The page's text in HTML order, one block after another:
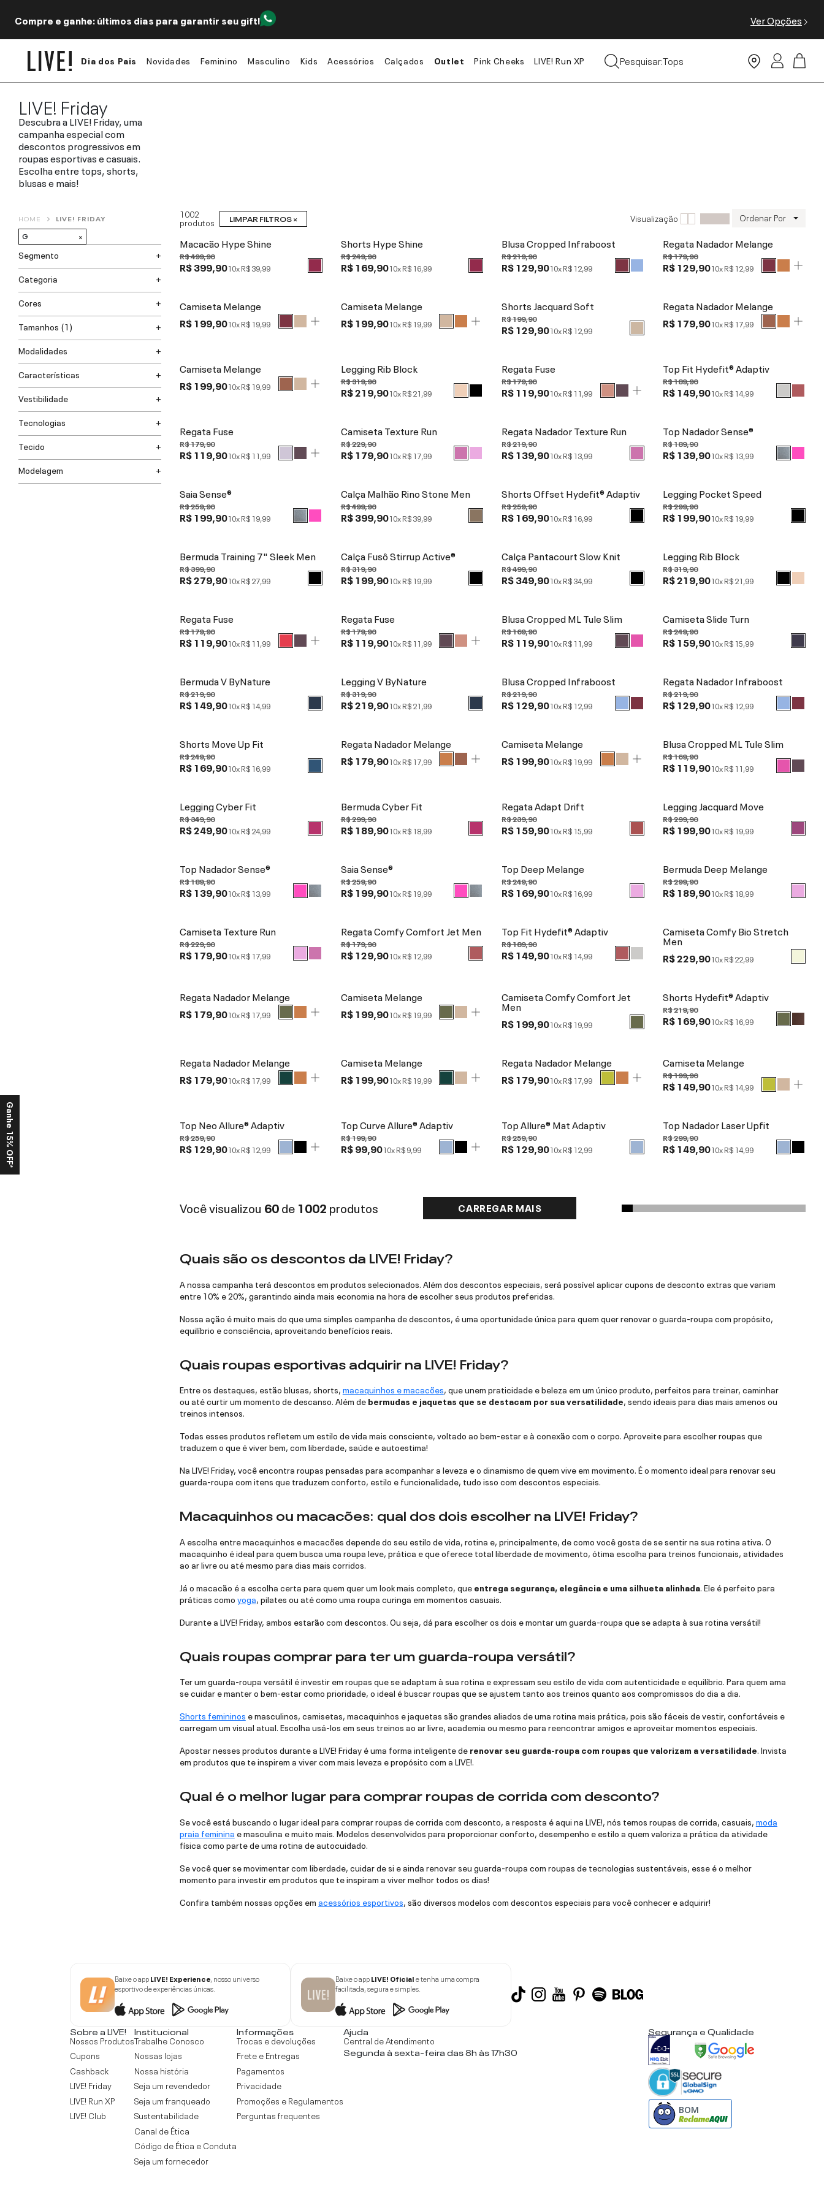
Compre e ganhe: últimos dias para garantir seu gift! Ver Opções
Dia dos Pais Novidades Feminino Masculino Kids Acessórios Calçados Outlet Pink Cheeks LIVE! Run XP Pesquisar:
Moda Praia
Tops
LIVE! Friday
Descubra a LIVE! Friday, uma
campanha especial com
descontos progressivos em
roupas esportivas e casuais.
Escolha entre tops, shorts,
blusas e mais!
HOME LIVE! FRIDAY 1002
produtos LIMPAR FILTROS × Visualização Ordenar Por
G ×
Segmento
Categoria
Cores
Tamanhos (1)
Modalidades
Características
Vestibilidade
Tecnologias
Tecido
Modelagem
Macacão Hype Shine
R$ 499,90
R$ 399,9010xR$ 39,99
Shorts Hype Shine
R$ 249,90
R$ 169,9010xR$ 16,99
Blusa Cropped Infraboost
R$ 219,90
R$ 129,9010xR$ 12,99
Regata Nadador Melange
R$ 179,90
R$ 129,9010xR$ 12,99
Camiseta Melange
R$ 199,9010xR$ 19,99
Camiseta Melange
R$ 199,9010xR$ 19,99
Shorts Jacquard Soft
R$ 199,90
R$ 129,9010xR$ 12,99
Regata Nadador Melange
R$ 179,9010xR$ 17,99
Camiseta Melange
R$ 199,9010xR$ 19,99
Legging Rib Block
R$ 319,90
R$ 219,9010xR$ 21,99
Regata Fuse
R$ 179,90
R$ 119,9010xR$ 11,99
Top Fit Hydefit® Adaptiv
R$ 189,90
R$ 149,9010xR$ 14,99
Regata Fuse
R$ 179,90
R$ 119,9010xR$ 11,99
Camiseta Texture Run
R$ 229,90
R$ 179,9010xR$ 17,99
Regata Nadador Texture Run
R$ 219,90
R$ 139,9010xR$ 13,99
Top Nadador Sense®
R$ 189,90
R$ 139,9010xR$ 13,99
Saia Sense®
R$ 259,90
R$ 199,9010xR$ 19,99
Calça Malhão Rino Stone Men
R$ 499,90
R$ 399,9010xR$ 39,99
Shorts Offset Hydefit® Adaptiv
R$ 259,90
R$ 169,9010xR$ 16,99
Legging Pocket Speed
R$ 299,90
R$ 199,9010xR$ 19,99
Bermuda Training 7" Sleek Men
R$ 399,90
R$ 279,9010xR$ 27,99
Calça Fusô Stirrup Active®
R$ 319,90
R$ 199,9010xR$ 19,99
Calça Pantacourt Slow Knit
R$ 499,90
R$ 349,9010xR$ 34,99
Legging Rib Block
R$ 319,90
R$ 219,9010xR$ 21,99
Regata Fuse
R$ 179,90
R$ 119,9010xR$ 11,99
Regata Fuse
R$ 179,90
R$ 119,9010xR$ 11,99
Blusa Cropped ML Tule Slim
R$ 169,90
R$ 119,9010xR$ 11,99
Camiseta Slide Turn
R$ 249,90
R$ 159,9010xR$ 15,99
Bermuda V ByNature
R$ 219,90
R$ 149,9010xR$ 14,99
Legging V ByNature
R$ 319,90
R$ 219,9010xR$ 21,99
Blusa Cropped Infraboost
R$ 219,90
R$ 129,9010xR$ 12,99
Regata Nadador Infraboost
R$ 219,90
R$ 129,9010xR$ 12,99
Shorts Move Up Fit
R$ 249,90
R$ 169,9010xR$ 16,99
Regata Nadador Melange
R$ 179,9010xR$ 17,99
Camiseta Melange
R$ 199,9010xR$ 19,99
Blusa Cropped ML Tule Slim
R$ 169,90
R$ 119,9010xR$ 11,99
Legging Cyber Fit
R$ 349,90
R$ 249,9010xR$ 24,99
Bermuda Cyber Fit
R$ 299,90
R$ 189,9010xR$ 18,99
Regata Adapt Drift
R$ 239,90
R$ 159,9010xR$ 15,99
Legging Jacquard Move
R$ 299,90
R$ 199,9010xR$ 19,99
Top Nadador Sense®
R$ 189,90
R$ 139,9010xR$ 13,99
Saia Sense®
R$ 259,90
R$ 199,9010xR$ 19,99
Top Deep Melange
R$ 249,90
R$ 169,9010xR$ 16,99
Bermuda Deep Melange
R$ 299,90
R$ 189,9010xR$ 18,99
Camiseta Texture Run
R$ 229,90
R$ 179,9010xR$ 17,99
Regata Comfy Comfort Jet Men
R$ 179,90
R$ 129,9010xR$ 12,99
Top Fit Hydefit® Adaptiv
R$ 189,90
R$ 149,9010xR$ 14,99
Camiseta Comfy Bio Stretch
Men
R$ 229,9010xR$ 22,99
Regata Nadador Melange
R$ 179,9010xR$ 17,99
Camiseta Melange
R$ 199,9010xR$ 19,99
Camiseta Comfy Comfort Jet
Men
R$ 199,9010xR$ 19,99
Shorts Hydefit® Adaptiv
R$ 219,90
R$ 169,9010xR$ 16,99
Regata Nadador Melange
R$ 179,9010xR$ 17,99
Camiseta Melange
R$ 199,9010xR$ 19,99
Regata Nadador Melange
R$ 179,9010xR$ 17,99
Camiseta Melange
R$ 199,90
R$ 149,9010xR$ 14,99
Top Neo Allure® Adaptiv
R$ 259,90
R$ 129,9010xR$ 12,99
Top Curve Allure® Adaptiv
R$ 199,90
R$ 99,9010xR$ 9,99
Top Allure® Mat Adaptiv
R$ 259,90
R$ 129,9010xR$ 12,99
Top Nadador Laser Upfit
R$ 299,90
R$ 149,9010xR$ 14,99
Você visualizou 60de 1002 produtos CARREGAR MAIS
Quais são os descontos da LIVE! Friday?
A nossa campanha terá descontos em produtos selecionados. Além dos descontos especiais, será possível aplicar cupons de desconto extras que variam
entre 10% e 20%, garantindo ainda mais economia na hora de escolher seus produtos preferidas.
Nossa ação é muito mais do que uma simples campanha de descontos, é uma oportunidade única para quem quer renovar o guarda-roupa com propósito,
equilíbrio e consciência, aproveitando benefícios reais.
Quais roupas esportivas adquirir na LIVE! Friday?
Entre os destaques, estão blusas, shorts, macaquinhos e macacões, que unem praticidade e beleza em um único produto, perfeitos para treinar, caminhar
ou até curtir um momento de descanso. Além de bermudas e jaquetas que se destacam por sua versatilidade, sendo ideais para dias mais amenos ou
treinos intensos.
Todas esses produtos refletem um estilo de vida mais consciente, voltado ao bem-estar e à conexão com o corpo. Aproveite para escolher roupas que
traduzem o que é viver bem, com liberdade, saúde e autoestima!
Na LIVE! Friday, você encontra roupas pensadas para acompanhar a leveza e o dinamismo de quem vive em movimento. É o momento ideal para renovar seu
guarda-roupa com itens que traduzem conforto, estilo e funcionalidade, tudo isso com descontos especiais.
Macaquinhos ou macacões: qual dos dois escolher na LIVE! Friday?
A escolha entre macaquinhos e macacões depende do seu estilo de vida, rotina e, principalmente, de como você gosta de se sentir na sua rotina ativa. O
macaquinho é ideal para quem busca uma roupa leve, prática e que oferece total liberdade de movimento, ótima escolha para treinos funcionais, atividades
ao ar livre ou até mesmo para dias mais corridos.
Já o macacão é a escolha certa para quem quer um look mais completo, que entrega segurança, elegância e uma silhueta alinhada. Ele é perfeito para
práticas como yoga, pilates ou até como uma roupa curinga em momentos casuais.
Durante a LIVE! Friday, ambos estarão com descontos. Ou seja, dá para escolher os dois e montar um guarda-roupa que se adapta à sua rotina versátil!
Quais roupas comprar para ter um guarda-roupa versátil?
Ter um guarda-roupa versátil é investir em roupas que se adaptam à sua rotina e expressam seu estilo de vida com autenticidade e equilíbrio. Para quem ama
se cuidar e manter o bem-estar como prioridade, o ideal é buscar roupas que se ajustem tanto aos treinos quanto aos compromissos do dia a dia.
Shorts femininos e masculinos, camisetas, macaquinhos e jaquetas são grandes aliados de uma rotina mais prática, pois são fáceis de vestir, confortáveis e
carregam um visual atual. Escolha usá-los em seus treinos ao ar livre, academia ou mesmo para reencontrar amigos e aproveitar momentos especiais.
Apostar nesses produtos durante a LIVE! Friday é uma forma inteligente de renovar seu guarda-roupa com roupas que valorizam a versatilidade. Invista
em produtos que te inspirem a viver com mais leveza e propósito com a LIVE!.
Qual é o melhor lugar para comprar roupas de corrida com desconto?
Se você está buscando o lugar ideal para comprar roupas de corrida com desconto, a resposta é aqui na LIVE!, nós temos roupas de corrida, casuais, moda
praia feminina e masculina e muito mais. Modelos desenvolvidos para proporcionar conforto, desempenho e estilo a quem valoriza a prática da atividade
física como parte de uma rotina de autocuidado.
Se você quer se movimentar com liberdade, cuidar de si e ainda renovar seu guarda-roupa com roupas de tecnologias sustentáveis, esse é o melhor
momento para investir em produtos que te inspiram a viver melhor todos os dias!
Confira também nossas opções em acessórios esportivos, são diversos modelos com descontos especiais para você conhecer e adquirir!
Baixe o appLIVE! Experience , nosso universo
esportivo de experiências únicas.
Baixe o appLIVE! Oficiale tenha uma compra
facilitada, segura e simples.
Sobre a LIVE!
Nossos Produtos
Cupons
Cashback
LIVE! Friday
LIVE! Run XP
LIVE! Club
Institucional
Trabalhe Conosco
Nossas lojas
Nossa história
Seja um revendedor
Seja um franqueado
Sustentabilidade
Canal de Ética
Código de Ética e Conduta
Seja um fornecedor
Informações
Trocas e devoluções
Frete e Entregas
Pagamentos
Privacidade
Promoções e Regulamentos
Perguntas frequentes
Ajuda
Central de Atendimento
Segunda à sexta-feira das 8h às 17h30
Segurança e Qualidade
BOM
Ganhe 15% OFF*